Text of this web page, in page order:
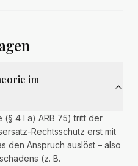
im
4 I a) ARB 75) tritt der
Rechtsschutz erst mit
den Anspruch auslöst – also
(z. B.